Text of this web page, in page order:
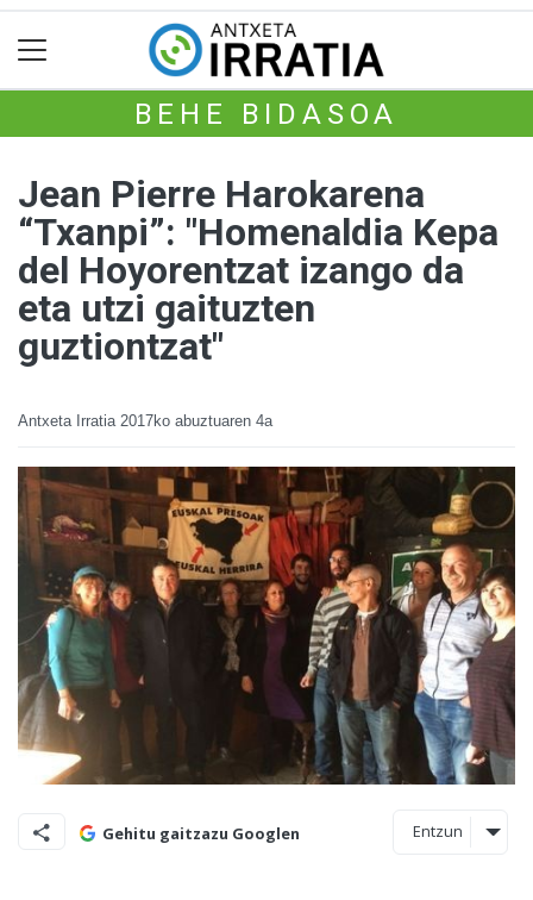
BEHE BIDASOA
Jean Pierre Harokarena
“Txanpi”: "Homenaldia Kepa
del Hoyorentzat izango da
eta utzi gaituzten
guztiontzat"
Antxeta Irratia 2017ko abuztuaren 4a
Gehitu gaitzazu Googlen Entzun